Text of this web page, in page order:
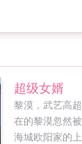
超级女婿
黎漠，武艺高
在的黎漠忽然
海城欧阳家的